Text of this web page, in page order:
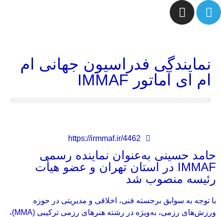
نمایندگی فدراسیون جهانی ام
ام ای آماتور IMMAF
https://irmmaf.ir/4462
حامد حسینی به‌عنوان نماینده رسمی
IMMAF در استان تهران و عضو هیأت
رئیسه منصوب شد
با توجه به سوابق برجسته فنی، اخلاقی و مدیریتی در حوزه
ورزش‌های رزمی، به‌ویژه در رشته هنرهای رزمی ترکیبی (MMA)،